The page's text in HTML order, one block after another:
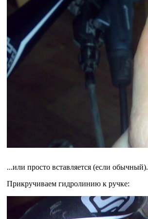
...или просто вставляется (если обычный).
Прикручиваем гидролинию к ручке: